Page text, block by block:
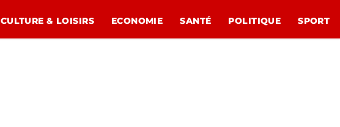
CULTURE & LOISIRS ECONOMIE SANTÉ POLITIQUE SPORT